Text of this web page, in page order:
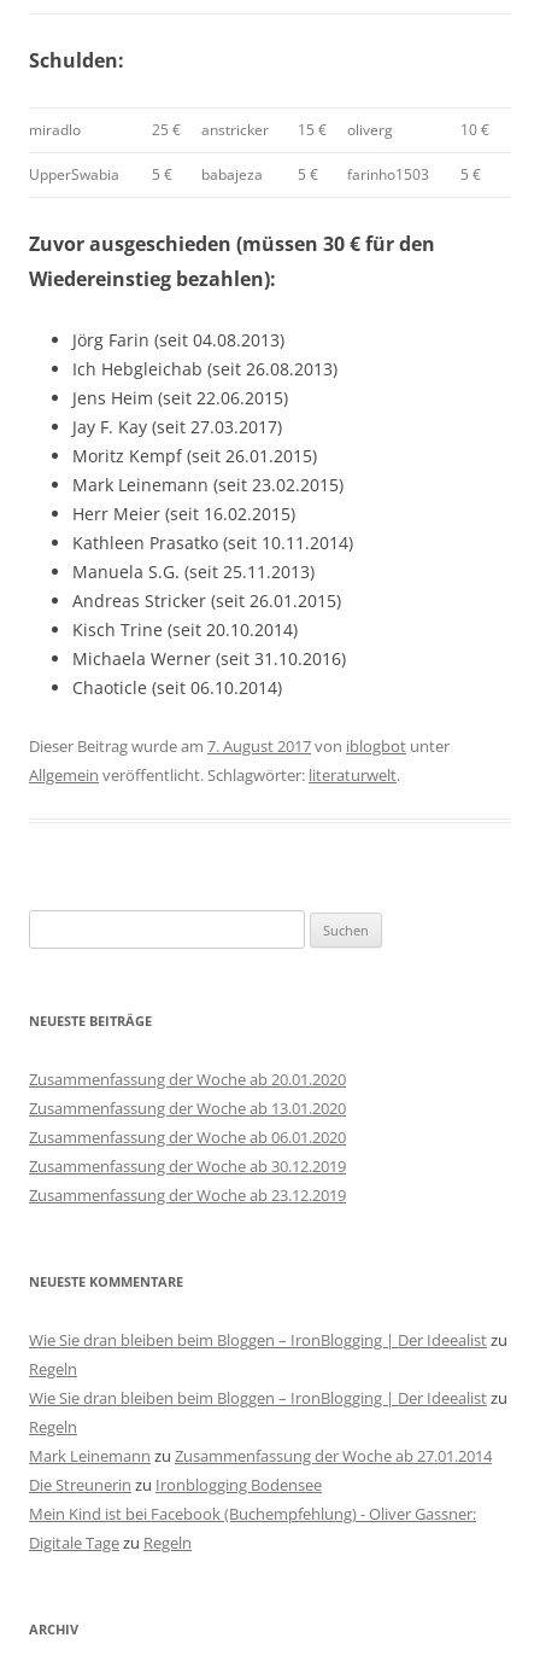
Schulden:
miradlo 25 € anstricker 15 € oliverg 10 €
UpperSwabia 5 € babajeza 5 € farinho1503 5 €
Zuvor ausgeschieden (müssen 30 € für den
Wiedereinstieg bezahlen):
Jörg Farin (seit 04.08.2013)
Ich Hebgleichab (seit 26.08.2013)
Jens Heim (seit 22.06.2015)
Jay F. Kay (seit 27.03.2017)
Moritz Kempf (seit 26.01.2015)
Mark Leinemann (seit 23.02.2015)
Herr Meier (seit 16.02.2015)
Kathleen Prasatko (seit 10.11.2014)
Manuela S.G. (seit 25.11.2013)
Andreas Stricker (seit 26.01.2015)
Kisch Trine (seit 20.10.2014)
Michaela Werner (seit 31.10.2016)
Chaoticle (seit 06.10.2014)
Dieser Beitrag wurde am 7. August 2017von iblogbot unter
Allgemein veröffentlicht. Schlagwörter: literaturwelt.
nach:
NEUESTE BEITRÄGE
Zusammenfassung der Woche ab 20.01.2020
Zusammenfassung der Woche ab 13.01.2020
Zusammenfassung der Woche ab 06.01.2020
Zusammenfassung der Woche ab 30.12.2019
Zusammenfassung der Woche ab 23.12.2019
NEUESTE KOMMENTARE
Wie Sie dran bleiben beim Bloggen – IronBlogging | Der Ideealistzu
Regeln
Wie Sie dran bleiben beim Bloggen – IronBlogging | Der Ideealistzu
Regeln
Mark Leinemann zu Zusammenfassung der Woche ab 27.01.2014
Die Streunerin zu Ironblogging Bodensee
Mein Kind ist bei Facebook (Buchempfehlung) - Oliver Gassner:
Digitale Tagezu Regeln
ARCHIV